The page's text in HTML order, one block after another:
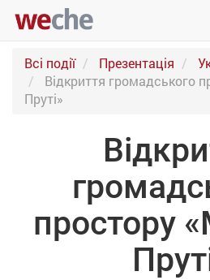
Всі події
Презентація
Відкриття громадського
Пруті»
простору